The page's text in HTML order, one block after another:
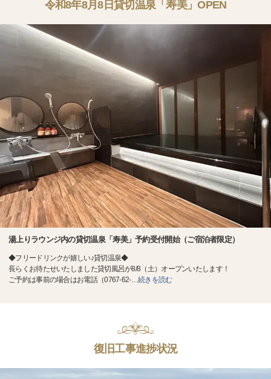
令和8年8月8日貸切温泉「寿美」OPEN
湯上りラウンジ内の貸切温泉「寿美」予約受付開始（ご宿泊者限定）
◆フリードリンクが嬉しい♪貸切温泉◆
長らくお待たせいたしました貸切風呂が8/8（土）オープンいたします！
ご予約は事前の場合はお電話（0767-62-…続きを読む
復旧工事進捗状況